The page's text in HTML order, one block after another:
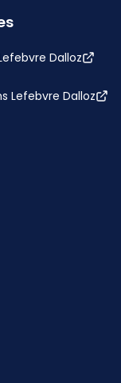
Dalloz
Lefebvre Dalloz